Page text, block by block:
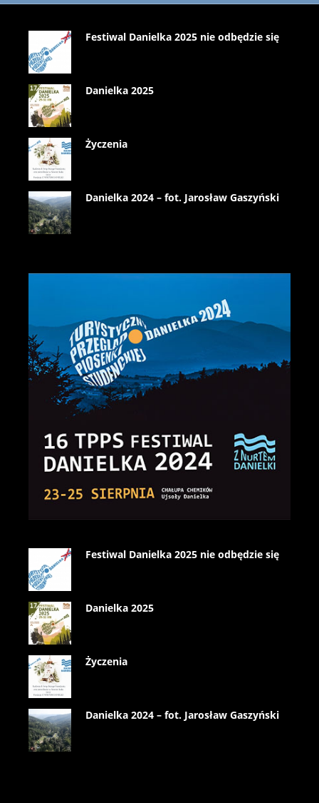
Festiwal Danielka 2025 nie odbędzie się
Danielka 2025
Życzenia
Danielka 2024 – fot. Jarosław Gaszyński
Festiwal Danielka 2025 nie odbędzie się
Danielka 2025
Życzenia
Danielka 2024 – fot. Jarosław Gaszyński